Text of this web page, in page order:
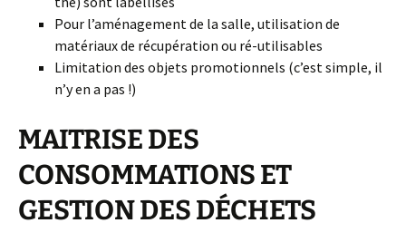
Pour l’aménagement de la salle, utilisation de
matériaux de récupération ou ré-utilisables
Limitation des objets promotionnels (c’est simple, il
n’y en a pas !)
MAITRISE DES
CONSOMMATIONS ET
GESTION DES DÉCHETS